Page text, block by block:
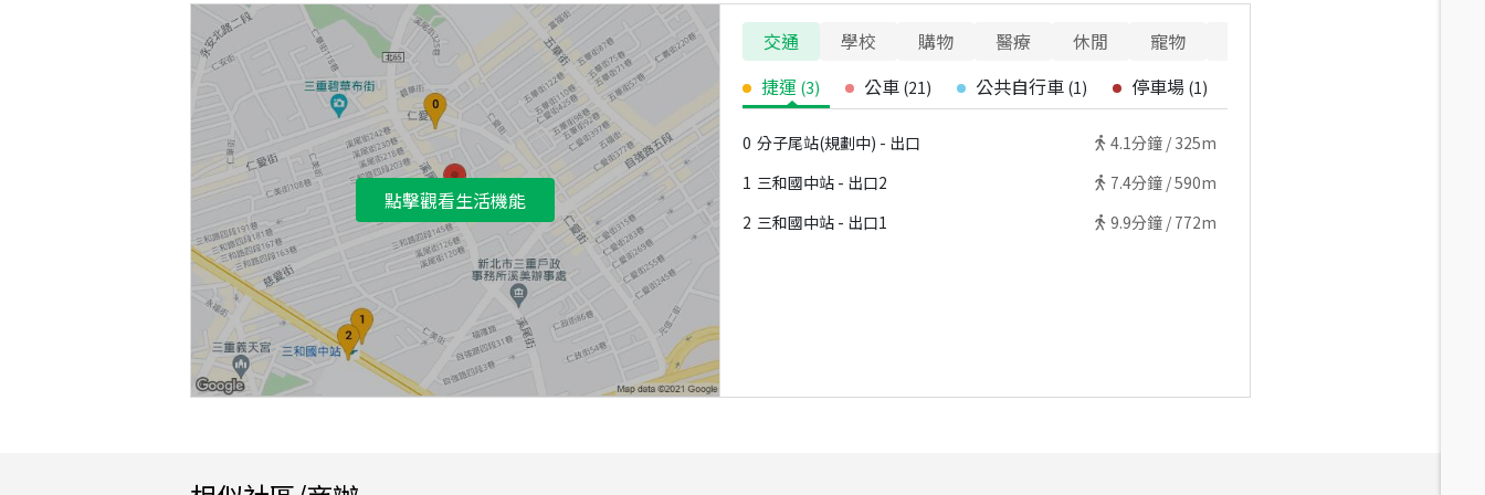
點擊觀看生活機能
交通 學校 購物 醫療 休閒 寵物
捷運 (3) 公車 (21) 公共自行車 (1) 停車場 (1)
0 分子尾站(規劃中) - 出口 4.1分鐘 / 325m
1 三和國中站 - 出口2 7.4分鐘 /590m
2 三和國中站 - 出口1 9.9分鐘 / 772m